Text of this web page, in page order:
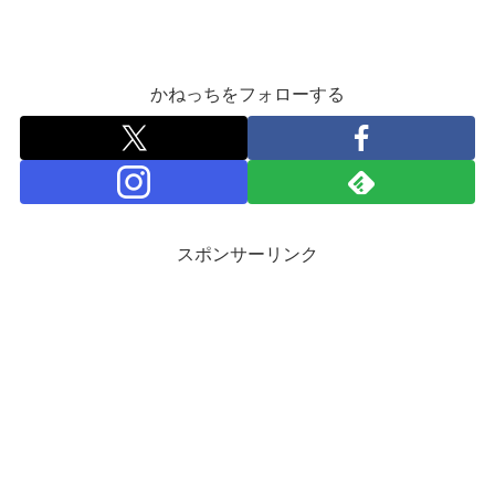
かねっちをフォローする
スポンサーリンク